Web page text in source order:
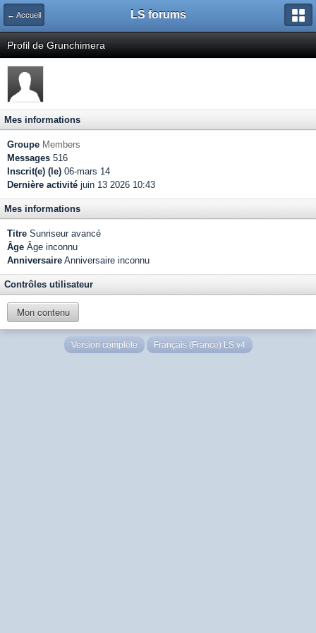
← Accueil LS forums
Profil de Grunchimera
Mes informations
Groupe Members
Messages 516
Inscrit(e) (le) 06-mars 14
Dernière activité juin 13 2026 10:43
Mes informations
Titre Sunriseur avancé
Âge Âge inconnu
Anniversaire Anniversaire inconnu
Contrôles utilisateur
Mon contenu
Version complète Français (France) LS v4